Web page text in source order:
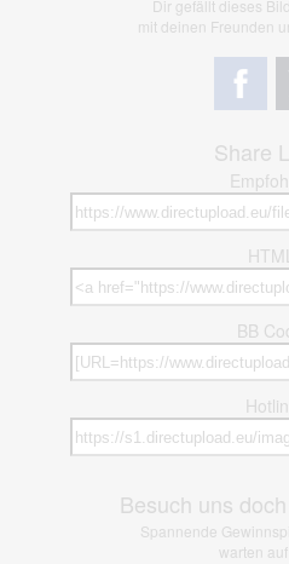
Dir gefällt dieses
mit deinen Freunden
Share
BB
Besuch uns
Spannende
warten